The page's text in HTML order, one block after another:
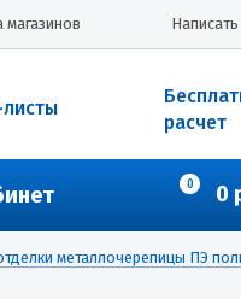
магазинов
расчет
0 0
металлочерепицы ПЭ